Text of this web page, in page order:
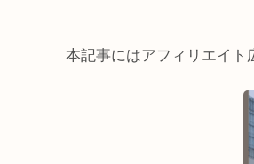
本記事にはアフィリエイト